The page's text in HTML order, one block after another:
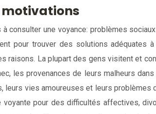
motivations
consulter une voyance: problèmes
pour trouver des solutions
La plupart des gens visitent et
les provenances de leurs malheurs
vies amoureuses et leurs problèmes
pour des difficultés affectives,